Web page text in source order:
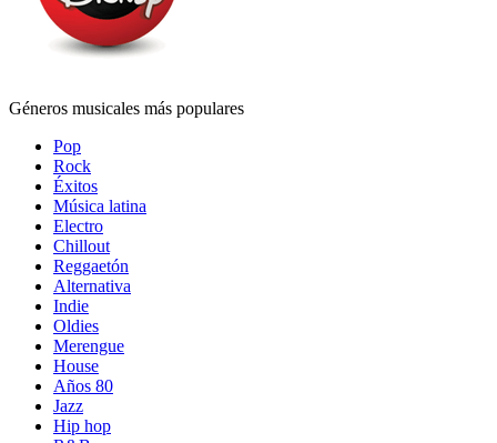
Géneros musicales más populares
Pop
Rock
Éxitos
Música latina
Electro
Chillout
Reggaetón
Alternativa
Indie
Oldies
Merengue
House
Años 80
Jazz
Hip hop